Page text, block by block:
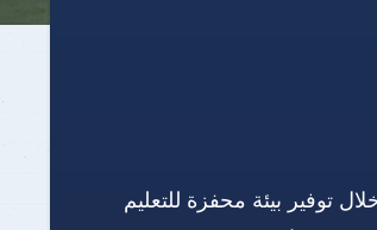
توفير بيئة محفزة للتعليم